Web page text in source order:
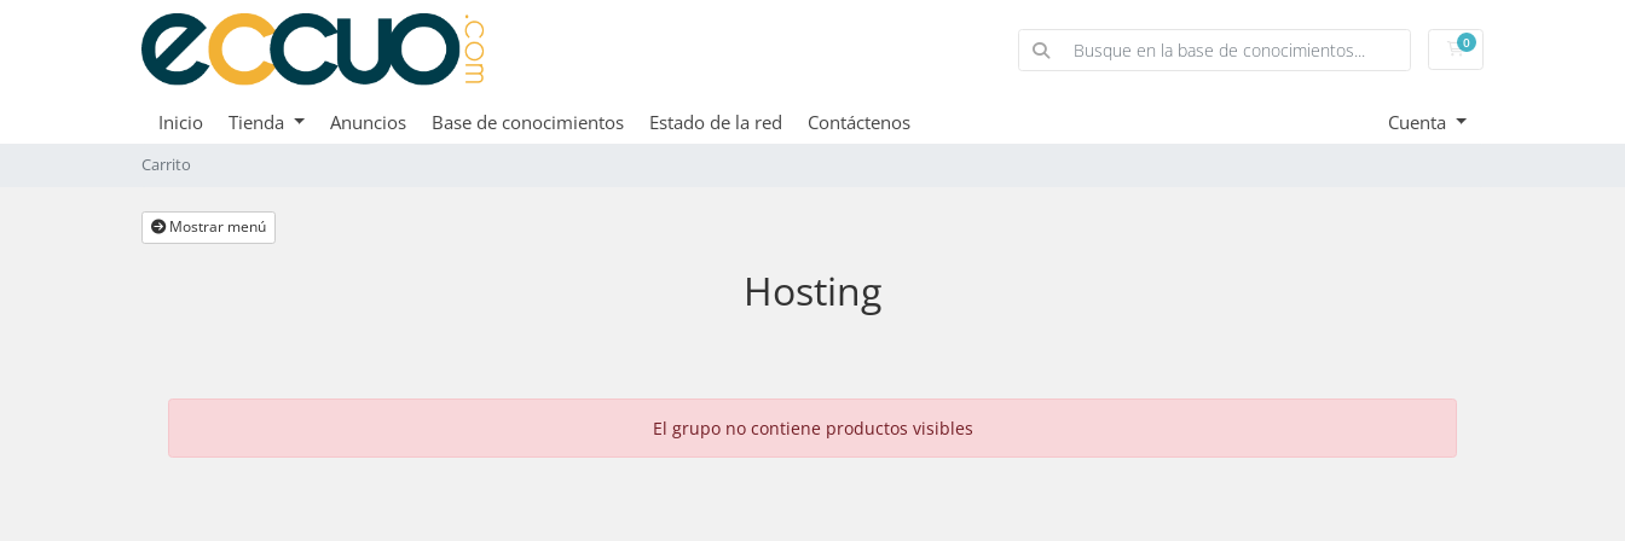
0Carrito
Inicio Tienda Anuncios Base de conocimientos Estado de la red Contáctenos Cuenta
Carrito
Mostrar menú
Hosting
El grupo no contiene productos visibles